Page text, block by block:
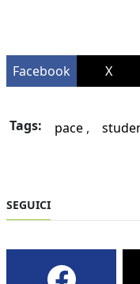
Facebook X
Tags: pace
SEGUICI